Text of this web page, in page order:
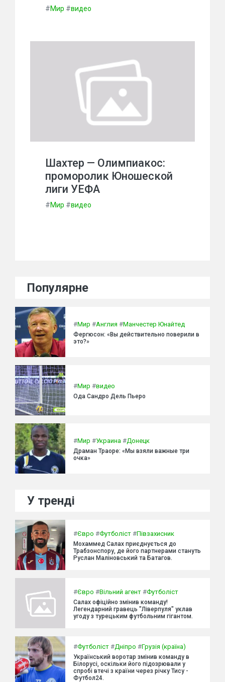
#Мир #видео
Шахтер — Олимпиакос:
проморолик Юношеской
лиги УЕФА
#Мир #видео
Популярне
#Мир #Англия #Манчестер Юнайтед
Фергюсон: «Вы действительно поверили в
это?»
#Мир #видео
Ода Сандро Дель Пьеро
#Мир #Украина #Донецк
Драман Траоре: «Мы взяли важные три
очка»
У тренді
#Євро #Футболіст #Півзахисник
Мохаммед Салах приєднується до
Трабзонспору, де його партнерами стануть
Руслан Маліновський та Батагов.
#Євро #Вільний агент #Футболіст
Салах офіційно змінив команду!
Легендарний гравець "Ліверпуля" уклав
угоду з турецьким футбольним гігантом.
#Футболіст #Дніпро #Грузія (країна)
Український воротар змінив команду в
Білорусі, оскільки його підозрювали у
спробі втечі з країни через річку Тису -
Футбол24.